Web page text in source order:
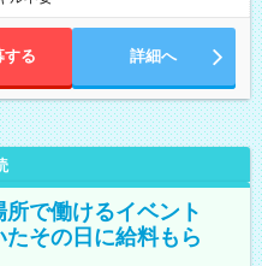
する 詳細へ
で働けるイベント
その日に給料もら